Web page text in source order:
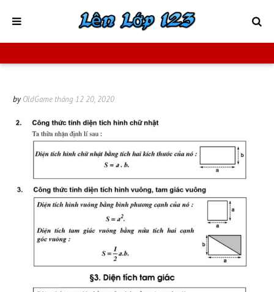
by OldGame tháng 12 20, 2020